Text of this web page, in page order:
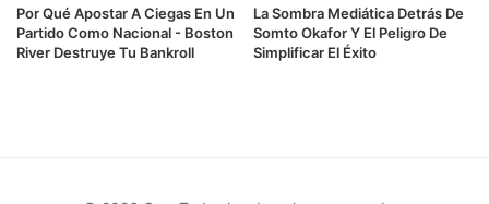
Por Qué Apostar A Ciegas En Un
Partido Como Nacional - Boston
River Destruye Tu Bankroll
La Sombra Mediática Detrás De
Somto Okafor Y El Peligro De
Simplificar El Éxito